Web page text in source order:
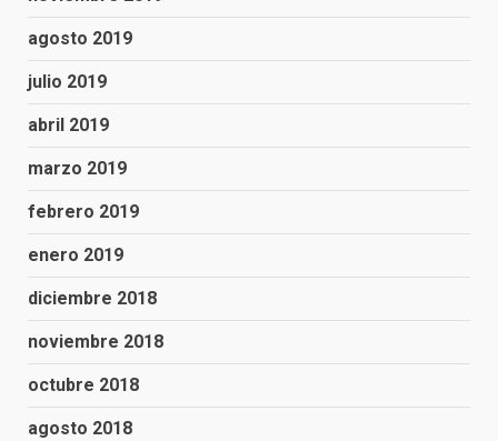
agosto 2019
julio 2019
abril 2019
marzo 2019
febrero 2019
enero 2019
diciembre 2018
noviembre 2018
octubre 2018
agosto 2018